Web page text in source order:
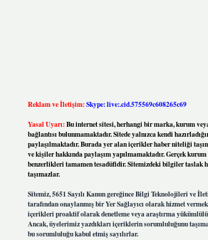
Reklam ve İletişim:Skype: live:.cid.575569c608265c69
Yasal Uyarı:Bu internet sitesi, herhangi bir marka, kurum
bağlantısı bulunmamaktadır. Sitede yalnızca kendi
paylaşılmaktadır. Burada yer alan içerikler haber niteliği
ve kişiler hakkında paylaşım yapılmamaktadır. Gerçek
benzerlikleri tamamen tesadüfidir. Sitemizdeki bilgiler taslak
taşımazlar.
Sitemiz, 5651 Sayılı Kanun gereğince Bilgi Teknolojileri ve
tarafından onaylanmış bir Yer Sağlayıcı olarak hizmet
içerikleri proaktif olarak denetleme veya araştırma
Ancak, üyelerimiz yazdıkları içeriklerin sorumluluğunu
bu sorumluluğu kabul etmiş sayılırlar.